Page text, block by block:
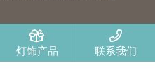
）有限公司 All Rights Reserved.
灯饰产品 联系我们